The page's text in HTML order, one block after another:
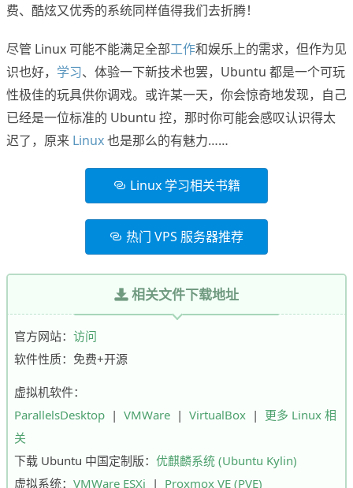
费、酷炫又优秀的系统同样值得我们去折腾！
尽管 Linux 可能不能满足全部工作和娱乐上的需求，但作为见
识也好， 学习、体验一下新技术也罢，Ubuntu 都是一个可玩
性极佳的玩具供你调戏。或许某一天，你会惊奇地发现，自己
已经是一位标准的 Ubuntu 控，那时你可能会感叹认识得太
迟了，原来 Linux也是那么的有魅力……
Linux 学习相关书籍
热门 VPS 服务器推荐
相关文件下载地址
官方网站： 访问
软件性质：免费+开源
虚拟机软件：
ParallelsDesktop | VMWare | VirtualBox | 更多 Linux 相
关
下载 Ubuntu 中国定制版： 优麒麟系统 (Ubuntu Kylin)
虚拟系统： VMWare ESXi | Proxmox VE (PVE)